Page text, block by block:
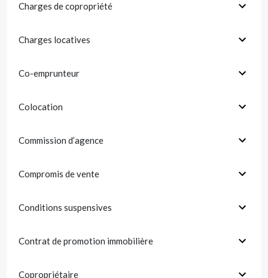
Charges de copropriété
Charges locatives
Co-emprunteur
Colocation
Commission d’agence
Compromis de vente
Conditions suspensives
Contrat de promotion immobilière
Copropriétaire